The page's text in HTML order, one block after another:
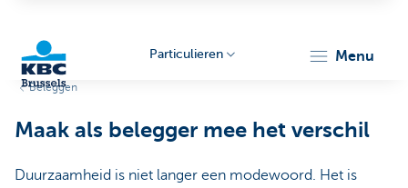
Particulieren menu
Beleggen
Maak als belegger mee het verschil
Duurzaamheid is niet langer een modewoord. Het is